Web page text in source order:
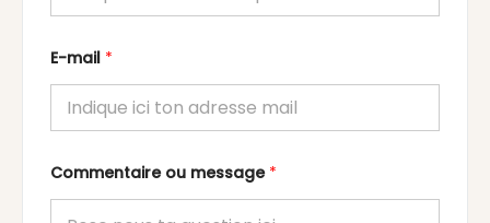
E-mail *
Commentaire ou message *